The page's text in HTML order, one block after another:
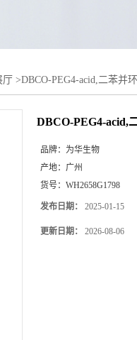
厅 >DBCO-PEG4-acid,二苯并
DBCO-PEG4-acid,
品牌： 为华生物
产地： 广州
货号： WH2658G1798
发布日期： 2025-01-15
更新日期： 2026-08-06